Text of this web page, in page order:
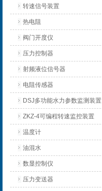
转速信号装置
热电阻
阀门开度仪
压力控制器
射频液位信号器
电阻传感器
DSJ多功能水力参数监测装置
ZKZ-4可编程转速监控装置
温度计
油混水
数显控制仪
压力变送器